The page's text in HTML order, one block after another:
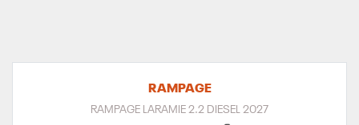
RAMPAGE
RAMPAGE LARAMIE 2.2 DIESEL 2027